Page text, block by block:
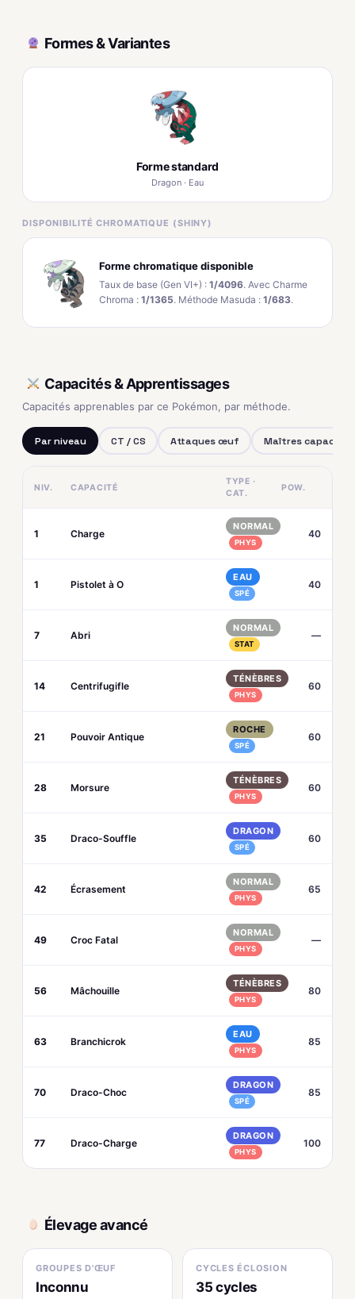
Formes & Variantes
Forme standard
Dragon · Eau
DISPONIBILITÉ CHROMATIQUE (SHINY)
Forme chromatique disponible
Taux de base (Gen VI+) : 1/4096. Avec Charme
Chroma : 1/1365. Méthode Masuda : 1/683.
Capacités & Apprentissages
Capacités apprenables par ce Pokémon, par méthode.
Par niveau CT / CS Attaques œuf Maîtres capacités
NIV. CAPACITÉ
TYPE ·
CAT.
POW.
1 Charge
NORMAL
PHYS
40
1 Pistolet à O
EAU
SPÉ
40
7 Abri
NORMAL
STAT
—
14 Centrifugifle
TÉNÈBRES
PHYS
60
21 Pouvoir Antique
ROCHE
SPÉ
60
28 Morsure
TÉNÈBRES
PHYS
60
35 Draco-Souffle
DRAGON
SPÉ
60
42 Écrasement
NORMAL
PHYS
65
49 Croc Fatal
NORMAL
PHYS
—
56 Mâchouille
TÉNÈBRES
PHYS
80
63 Branchicrok
EAU
PHYS
85
70 Draco-Choc
DRAGON
SPÉ
85
77 Draco-Charge
DRAGON
PHYS
100
Élevage avancé
GROUPES D'ŒUF
Inconnu
CYCLES ÉCLOSION
35 cycles